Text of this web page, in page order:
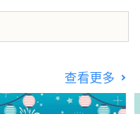
查看更多